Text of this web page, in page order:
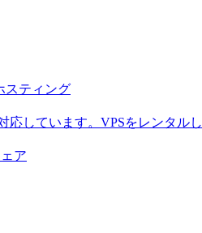
スティング
応しています。VPSをレンタル
ア